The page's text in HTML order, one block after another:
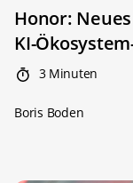
Honor:
KI-
3 Minuten
Boris Boden